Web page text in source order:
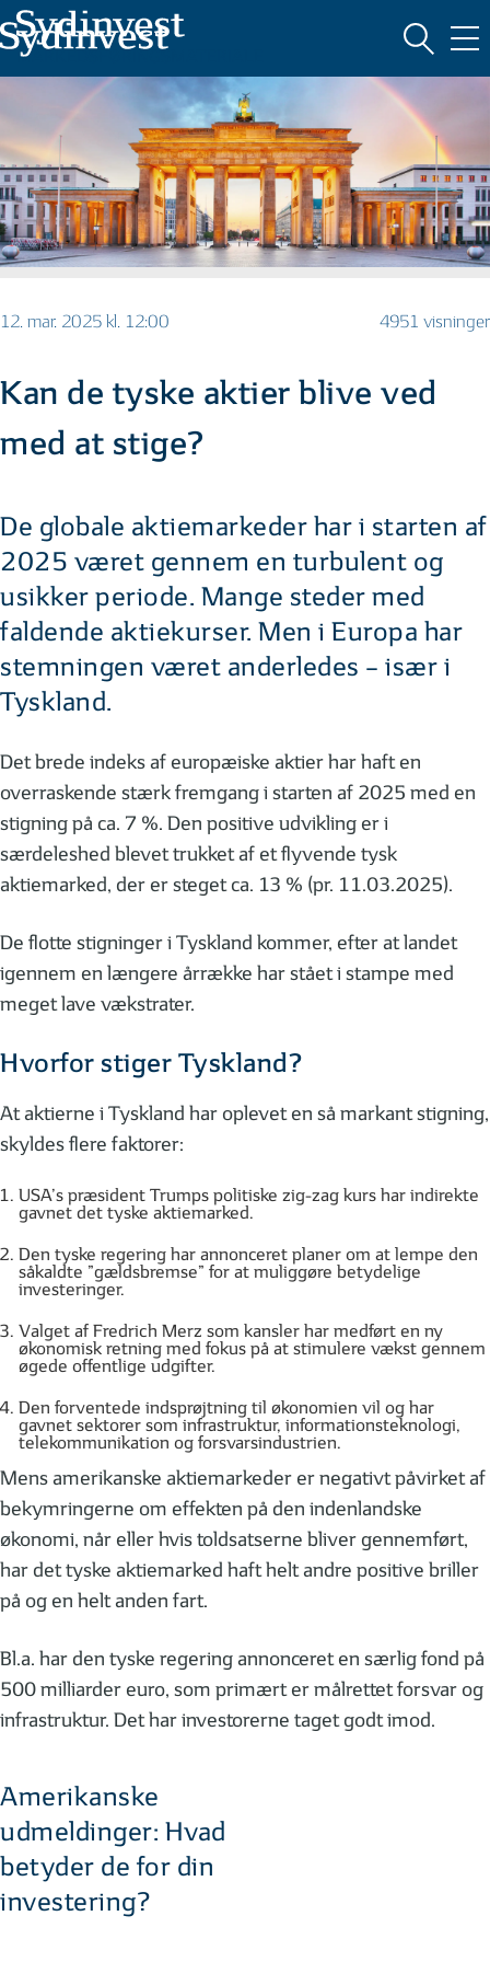
MARKEDSFØRINGSMATERIALE
12. mar. 2025 kl. 12:00 4951 visninger
Kan de tyske aktier blive ved
med at stige?
De globale aktiemarkeder har i starten af
2025 været gennem en turbulent og
usikker periode. Mange steder med
faldende aktiekurser. Men i Europa har
stemningen været anderledes – især i
Tyskland.
Det brede indeks af europæiske aktier har haft en
overraskende stærk fremgang i starten af 2025 med en
stigning på ca. 7 %. Den positive udvikling er i
særdeleshed blevet trukket af et flyvende tysk
aktiemarked, der er steget ca. 13 % (pr. 11.03.2025).
De flotte stigninger i Tyskland kommer, efter at landet
igennem en længere årrække har stået i stampe med
meget lave vækstrater.
Hvorfor stiger Tyskland?
At aktierne i Tyskland har oplevet en så markant stigning,
skyldes flere faktorer:
USA’s præsident Trumps politiske zig-zag kurs har indirekte
gavnet det tyske aktiemarked.
Den tyske regering har annonceret planer om at lempe den
såkaldte ”gældsbremse” for at muliggøre betydelige
investeringer.
Valget af Fredrich Merz som kansler har medført en ny
økonomisk retning med fokus på at stimulere vækst gennem
øgede offentlige udgifter.
Den forventede indsprøjtning til økonomien vil og har
gavnet sektorer som infrastruktur, informationsteknologi,
telekommunikation og forsvarsindustrien.
Mens amerikanske aktiemarkeder er negativt påvirket af
bekymringerne om effekten på den indenlandske
økonomi, når eller hvis toldsatserne bliver gennemført,
har det tyske aktiemarked haft helt andre positive briller
på og en helt anden fart.
Bl.a. har den tyske regering annonceret en særlig fond på
500 milliarder euro, som primært er målrettet forsvar og
infrastruktur. Det har investorerne taget godt imod.
Amerikanske
udmeldinger: Hvad
betyder de for din
investering?